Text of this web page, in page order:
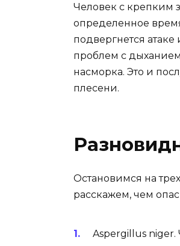
Человек с крепким
определенное
подвергнется
проблем с
насморка. Это и
плесени.
Остановимся на
расскажем, чем
Aspergillus niger.